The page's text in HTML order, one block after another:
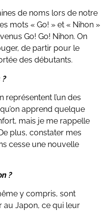
de noms lors de notre
mots « Go! » et « Nihon »
Go! Go! Nihon. On
de partir pour le
des débutants.
?
représentent l’un des
apprend quelque
mais je me rappelle
plus, constater mes
cesse une nouvelle
?
y compris, sont
au Japon, ce qui leur